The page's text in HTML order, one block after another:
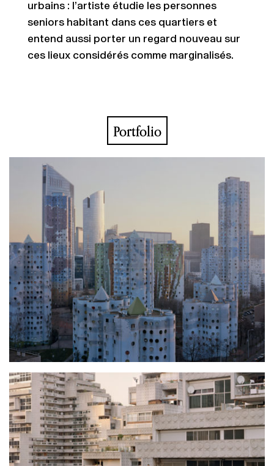
urbains : l’artiste étudie les personnes
seniors habitant dans ces quartiers et
entend aussi porter un regard nouveau sur
ces lieux considérés comme marginalisés.
Portfolio